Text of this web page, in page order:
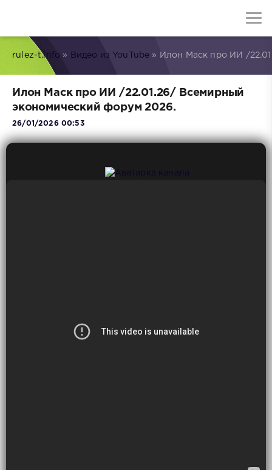
rulez-t.info » Видео из YouTube » Илон Маск про ИИ /
Илон Маск про ИИ /22.01.26/ Всемирный
экономический форум 2026.
26/01/2026 00:53